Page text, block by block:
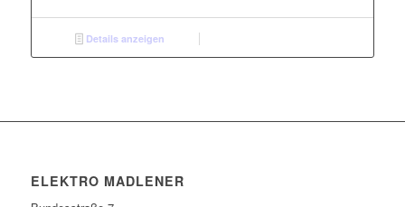
Details anzeigen
ELEKTRO MADLENER